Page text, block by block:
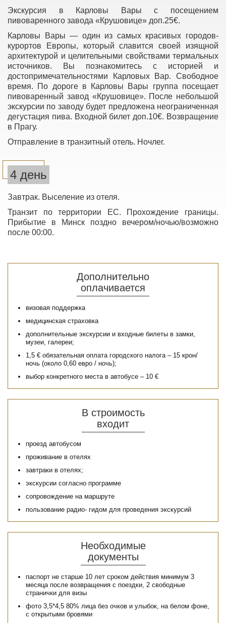
Экскурсия в Карловы Вары с посещением
пивоваренного завода «Крушовице» доп.25€.
Карловы Вары — один из самых красивых городов-
курортов Европы, который славится своей изящной
архитектурой и целительными свойствами термальных
источников. Вы познакомитесь с историей и
достопримечательностями Карловых Вар. Свободное
время. По дороге в Карловы Вары группа посещает
пивоваренный завод «Крушовице». После небольшой
экскурсии по заводу будет предложена неограниченная
дегустация пива. Входной билет доп.10€. Возвращение
в Прагу.
Отправление в транзитный отель. Ночлег.
4 день
Завтрак. Выселение из отеля.
Транзит по территории ЕС. Прохождение границы.
Прибытие в Минск поздно вечером/ночью/возможно
после 00:00.
Дополнительно
оплачивается
визовая поддержка
медицинская страховка
дополнительные экскурсии и входные билеты в замки,
музеи, галереи;
1,5 € обязательная оплата городского налога – 15 крон/
ночь (около 0,60 евро / ночь);
выбор конкретного места в автобусе – 10 €
В строимость
входит
проезд автобусом
проживание в отелях
завтраки в отелях;
экскурсии согласно программе
сопровождение на маршруте
пользование радио- гидом для проведения экскурсий
Необходимые
документы
паспорт не старше 10 лет сроком действия минимум 3
месяца после возвращения с поездки, 2 свободные
странички для визы
фото 3,5*4,5 80% лица без очков и улыбок, на белом фоне,
с открытыми бровями